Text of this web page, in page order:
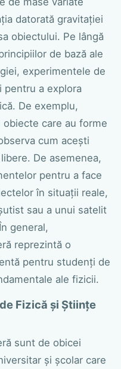
datorată gravitației
obiectului. Pe lângă
de bază ale
experimentele de
pentru a explora
De exemplu,
care au forme
cum acești
De asemenea,
pentru a face
în situații reale,
sau a unui satelit
general,
reprezintă o
pentru studenți de
ale fizicii.
Fizică și Științe
sunt de obicei
și școlar care